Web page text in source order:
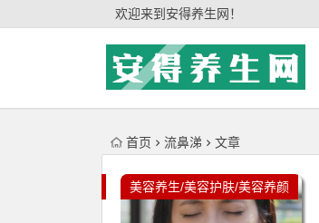
欢迎来到安得养生网！
首页 流鼻涕 文章
美容养生/美容护肤/美容养颜